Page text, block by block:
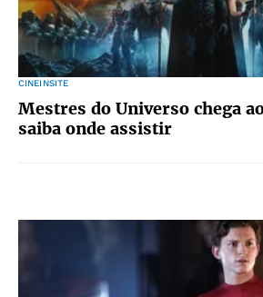
CINEINSITE
Mestres do Universo chega
saiba onde assistir